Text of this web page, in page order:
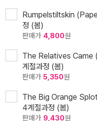
Rumpelstiltskin
정 (봄)
판매가 4,800원
The Relatives Came
계절과정 (봄)
판매가 5,350원
The Big Orange
4계절과정 (봄)
판매가 9,430원